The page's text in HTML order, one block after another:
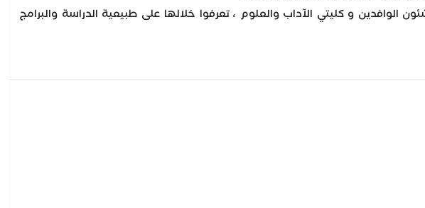
الوافدين و كليتي الآداب والعلوم ، تعرفوا خلالها على طبيعية الدراسة والبرامج